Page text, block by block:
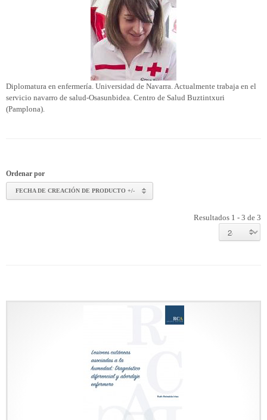
Diplomatura en enfermería. Universidad de Navarra. Actualmente trabaja en el
servicio navarro de salud-Osasunbidea. Centro de Salud Buztintxuri
(Pamplona).
Ordenar por
FECHA DE CREACIÓN DE PRODUCTO +/-
Resultados 1 - 3 de 3